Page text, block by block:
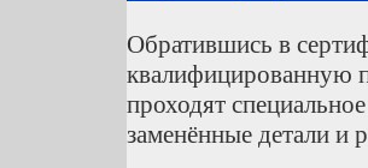
Обратившись в
квалифицированную
проходят
заменённые детали и